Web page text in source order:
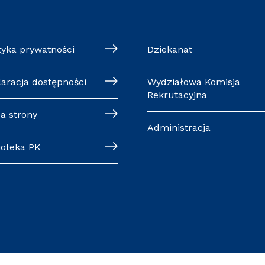
prywatności
dostępności
strony
PK
Dziekanat
Wydziałowa Komisja
Rekrutacyjna
Administracja